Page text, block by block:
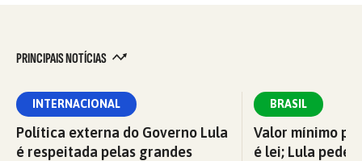
PRINCIPAIS NOTÍCIAS
INTERNACIONAL
Política externa do Governo Lula
é respeitada pelas grandes
BRASIL
Valor mínimo
é lei; Lula pede